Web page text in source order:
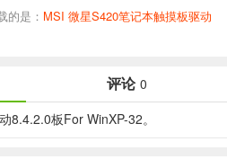
的是： MSI 微星S420笔记本触摸板驱动
评论 0
8.4.2.0板For WinXP-32。